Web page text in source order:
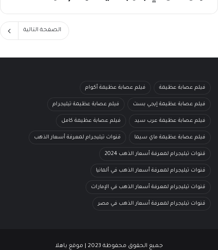
الصفحة التالية
فيلم عصابة عظيمة فيلم عصابة عظيمة أكوام
فيلم عصابة عظيمة إيجي بست فيلم عصابة عظيمة تيليجرام
فيلم عصابة عظيمة عرب سيد فيلم عصابة عظيمة كامل
فيلم عصابة عظيمة ماي سيما قنوات تيليجرام لمعرفة أسعار الذهب
قنوات تيليجرام لمعرفة أسعار الذهب 2024
قنوات تيليجرام لمعرفة أسعار الذهب في ألمانيا
قنوات تيليجرام لمعرفة أسعار الذهب في الإمارات
قنوات تيليجرام لمعرفة أسعار الذهب في مصر
جميع الحقوق محفوظة 2023 | موقع ياهلا